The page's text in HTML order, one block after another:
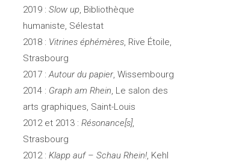
2019 : Slow up, Bibliothèque
humaniste, Sélestat
2018 : Vitrines éphémères, Rive Étoile,
Strasbourg
2017 :Autour du papier, Wissembourg
2014 : Graph am Rhein, Le salon des
arts graphiques, Saint-Louis
2012 et 2013 : Résonance[s],
Strasbourg
2012 : Klapp auf – Schau Rhein!, Kehl